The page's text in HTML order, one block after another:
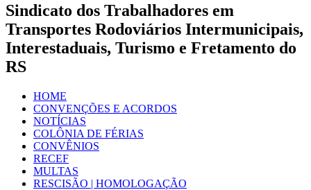
Sindicato dos Trabalhadores em
Transportes Rodoviários Intermunicipais,
Interestaduais, Turismo e Fretamento do
RS
HOME
CONVENÇÕES E ACORDOS
NOTÍCIAS
COLÔNIA DE FÉRIAS
CONVÊNIOS
RECEF
MULTAS
RESCISÃO | HOMOLOGAÇÃO